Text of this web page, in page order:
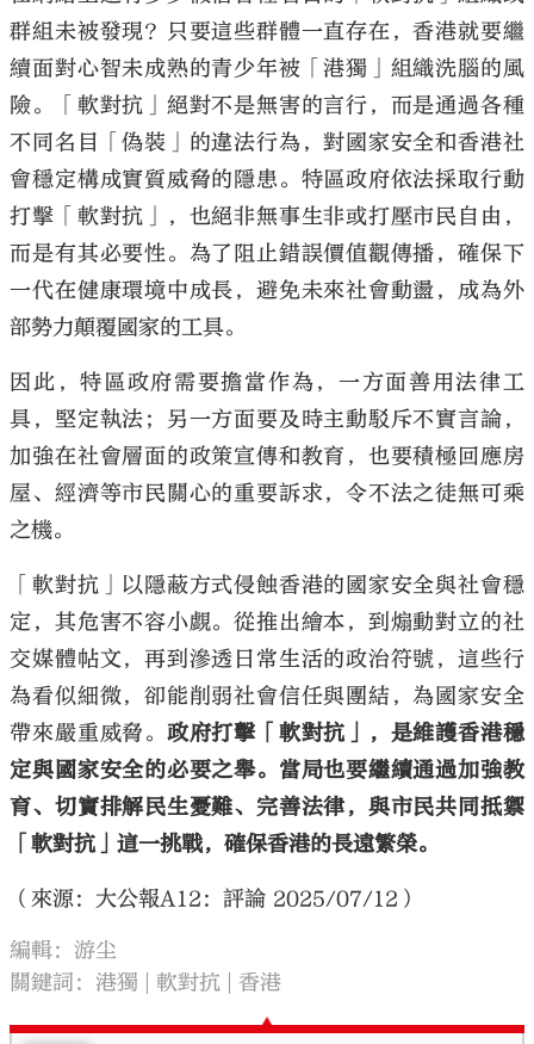
群組未被發現？只要這些群體一直存在，香港就要繼
續面對心智未成熟的青少年被「港獨」組織洗腦的風
險。「軟對抗」絕對不是無害的言行，而是通過各種
不同名目「偽裝」的違法行為，對國家安全和香港社
會穩定構成實質威脅的隱患。特區政府依法採取行動
打擊「軟對抗」，也絕非無事生非或打壓市民自由，
而是有其必要性。為了阻止錯誤價值觀傳播，確保下
一代在健康環境中成長，避免未來社會動盪，成為外
部勢力顛覆國家的工具。
因此，特區政府需要擔當作為，一方面善用法律工
具，堅定執法；另一方面要及時主動駁斥不實言論，
加強在社會層面的政策宣傳和教育，也要積極回應房
屋、經濟等市民關心的重要訴求，令不法之徒無可乘
之機。
「軟對抗」以隱蔽方式侵蝕香港的國家安全與社會穩
定，其危害不容小覷。從推出繪本，到煽動對立的社
交媒體帖文，再到滲透日常生活的政治符號，這些行
為看似細微，卻能削弱社會信任與團結，為國家安全
帶來嚴重威脅。 政府打擊「軟對抗」，是維護香港穩
定與國家安全的必要之舉。當局也要繼續通過加強教
育、切實排解民生憂難、完善法律，與市民共同抵禦
「軟對抗」這一挑戰，確保香港的長遠繁榮。
（來源：大公報A12：評論 2025/07/12）
編輯：游尘
關鍵詞：港獨 軟對抗 香港